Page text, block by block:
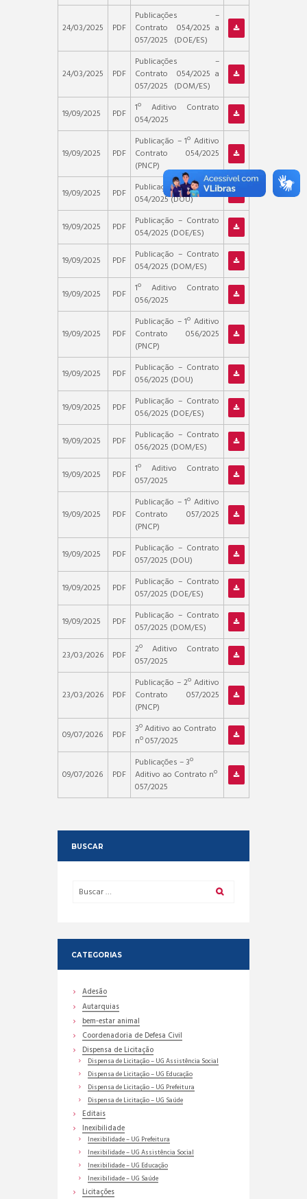
24/03/2025 PDF
Publicações –
Contrato 054/2025 a
057/2025 (DOE/ES)
24/03/2025 PDF
Publicações –
Contrato 054/2025 a
057/2025 (DOM/ES)
19/09/2025
PDF
1º Aditivo Contrato
054/2025
19/09/2025 PDF
Publicação – 1º Aditivo
Contrato 054/2025
(PNCP)
19/09/2025
PDF
Publicação – Contrato
054/2025 (DOU)
19/09/2025
PDF
Publicação – Contrato
054/2025 (DOE/ES)
19/09/2025
PDF
Publicação – Contrato
054/2025 (DOM/ES)
19/09/2025
PDF
1º Aditivo Contrato
056/2025
19/09/2025 PDF
Publicação – 1º Aditivo
Contrato 056/2025
(PNCP)
19/09/2025
PDF
Publicação – Contrato
056/2025 (DOU)
19/09/2025
PDF
Publicação – Contrato
056/2025 (DOE/ES)
19/09/2025
PDF
Publicação – Contrato
056/2025 (DOM/ES)
19/09/2025
PDF
1º Aditivo Contrato
057/2025
19/09/2025 PDF
Publicação – 1º Aditivo
Contrato 057/2025
(PNCP)
19/09/2025
PDF
Publicação – Contrato
057/2025 (DOU)
19/09/2025
PDF
Publicação – Contrato
057/2025 (DOE/ES)
19/09/2025
PDF
Publicação – Contrato
057/2025 (DOM/ES)
23/03/2026
PDF
2º Aditivo Contrato
057/2025
23/03/2026 PDF
Publicação – 2º Aditivo
Contrato 057/2025
(PNCP)
09/07/2026
PDF
3º Aditivo ao Contrato
nº 057/2025
09/07/2026 PDF
Publicações – 3º
Aditivo ao Contrato nº
057/2025
BUSCAR
CATEGORIAS
Adesão
Autarquias
bem-estar animal
Coordenadoria de Defesa Civil
Dispensa de Licitação
Dispensa de Licitação – UG Assistência Social
Dispensa de Licitação – UG Educação
Dispensa de Licitação – UG Prefeitura
Dispensa de Licitação – UG Saúde
Editais
Inexibilidade
Inexibilidade – UG Prefeitura
Inexibilidade – UG Assistência Social
Inexibilidade – UG Educação
Inexibilidade – UG Saúde
Licitações